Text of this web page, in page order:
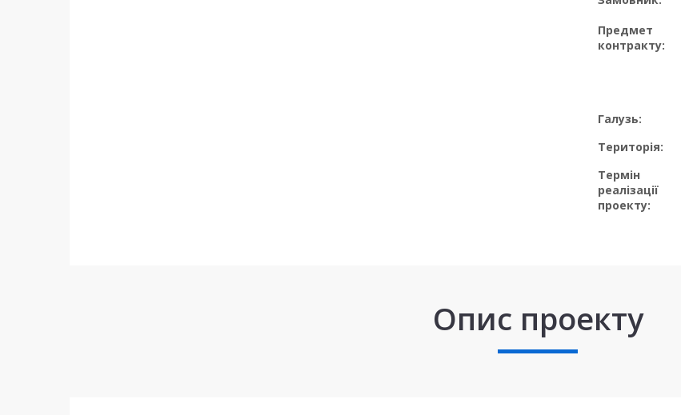
Предмет
контракту:
Галузь:
Територія:
Термін
реалізації
проекту:
Опис проекту